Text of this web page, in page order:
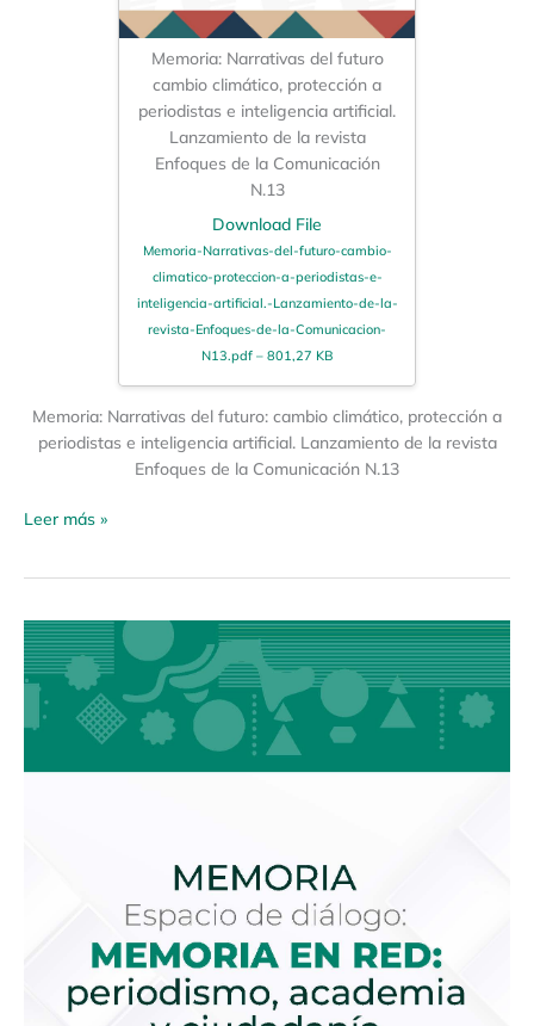
Memoria: Narrativas del futuro
cambio climático, protección a
periodistas e inteligencia artificial.
Lanzamiento de la revista
Enfoques de la Comunicación
N.13
Download File
Memoria-Narrativas-del-futuro-cambio-
climatico-proteccion-a-periodistas-e-
inteligencia-artificial.-Lanzamiento-de-la-
revista-Enfoques-de-la-Comunicacion-
N13.pdf – 801,27 KB
Memoria: Narrativas del futuro: cambio climático, protección a
periodistas e inteligencia artificial. Lanzamiento de la revista
Enfoques de la Comunicación N.13
Leer más »
Espacio
de
diálogo:
Memoria
en